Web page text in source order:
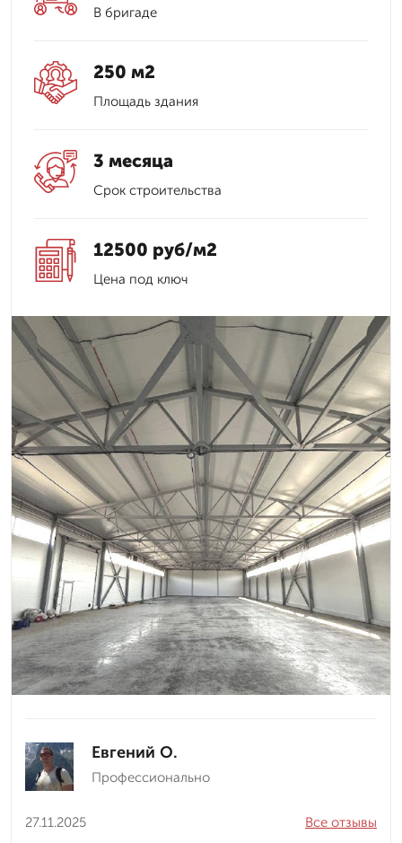
В бригаде
250 м2
Площадь здания
3 месяца
Срок строительства
12500 руб/м2
Цена под ключ
Евгений О.
Профессионально
27.11.2025
Все отзывы